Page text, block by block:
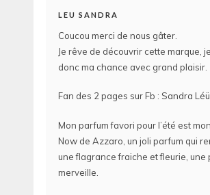
LEU SANDRA
Coucou merci de nous gâter.
Je rêve de découvrir cette marque,
donc ma chance avec grand plaisir.
Fan des 2 pages sur Fb : Sandra Léü
Mon parfum favori pour l’été est
Now de Azzaro, un joli parfum qui
une flagrance fraiche et fleurie, une
merveille.